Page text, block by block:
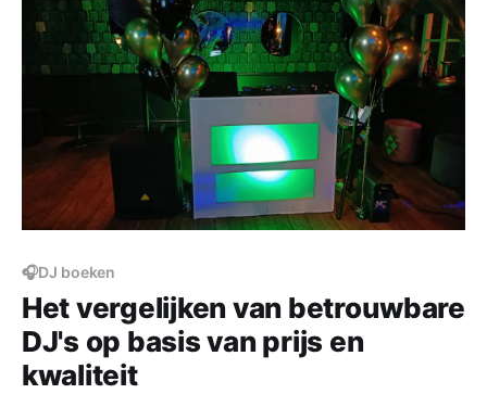
🎧DJ boeken
Het vergelijken van betrouwbare
DJ's op basis van prijs en
kwaliteit